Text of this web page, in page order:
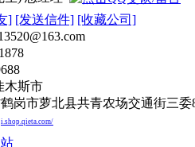
] [发送信件] [收藏公司]
木斯市
岗市萝北县共青农场交通街三委